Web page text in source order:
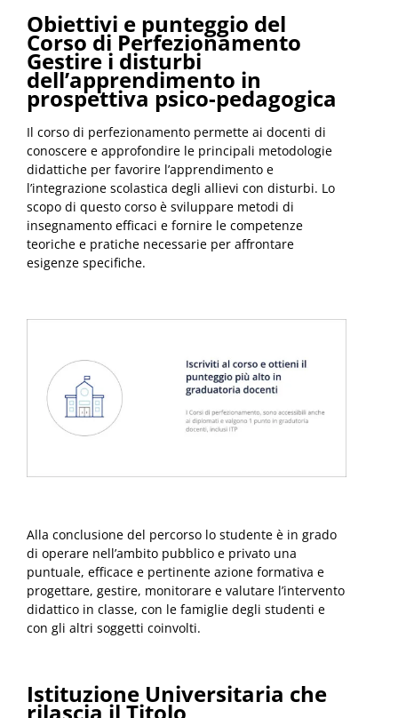
Obiettivi e punteggio del
Corso di Perfezionamento
Gestire i disturbi
dell’apprendimento in
prospettiva psico-pedagogica
Il corso di perfezionamento permette ai docenti di
conoscere e approfondire le principali metodologie
didattiche per favorire l’apprendimento e
l’integrazione scolastica degli allievi con disturbi. Lo
scopo di questo corso è sviluppare metodi di
insegnamento efficaci e fornire le competenze
teoriche e pratiche necessarie per affrontare
esigenze specifiche.
Alla conclusione del percorso lo studente è in grado
di operare nell’ambito pubblico e privato una
puntuale, efficace e pertinente azione formativa e
progettare, gestire, monitorare e valutare l’intervento
didattico in classe, con le famiglie degli studenti e
con gli altri soggetti coinvolti.
Istituzione Universitaria che
rilascia il Titolo